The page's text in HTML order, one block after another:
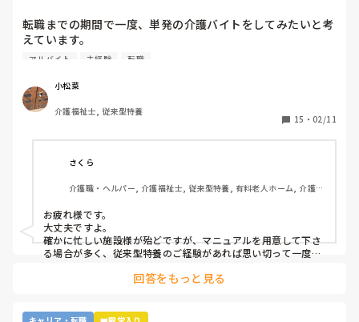
転職までの期間で一度、単発の介護バイトをしてみたいと考
えています。
ですが単発バイトを求めてるってことはそれなりに忙しい施
かなか踏み出せずにいます。
もし経験ある方いらっしゃいましたら、どんな感じだったか
アルバイト 未経験 転職
小松菜
介護福祉士, 従来型特養
15 ・ 02/11
さくら
介護職・ヘルパー, 介護福祉士, 従来型特養, 有料老人ホーム, 介護老
実務者研修, ユニット型特養, 障害者支援施設
お疲れ様です。
大丈夫ですよ。
確かに忙しい施設様が殆どですが、マニュアルを用意して下さ
る場合が多く、従来型特養のご経験があれば思い切って一度働
施設様のレビューが書かれているので、参考になさると良いか
回答をもっと見る